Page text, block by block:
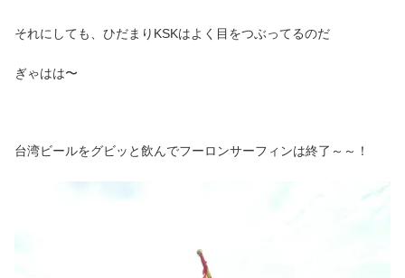
それにしても、ひだまりKSKはよく目をつぶってるのだ
ぎゃはは〜
台湾ビールをグビッと飲んでフーロンサーフィンは終了～～！